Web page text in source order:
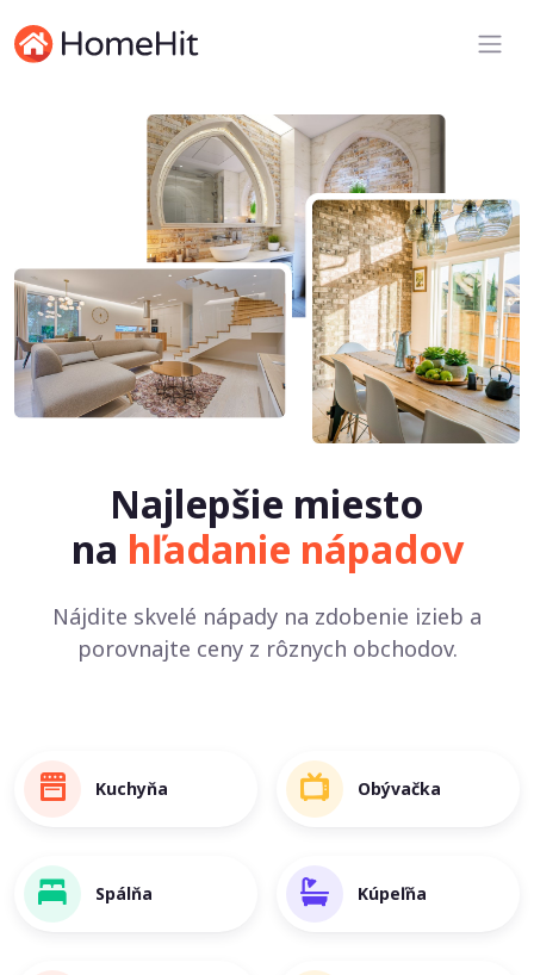
Najlepšie miesto
na hľadanie nápadov
Nájdite skvelé nápady na zdobenie izieb a
porovnajte ceny z rôznych obchodov.
Kuchyňa Obývačka
Spálňa Kúpeľňa